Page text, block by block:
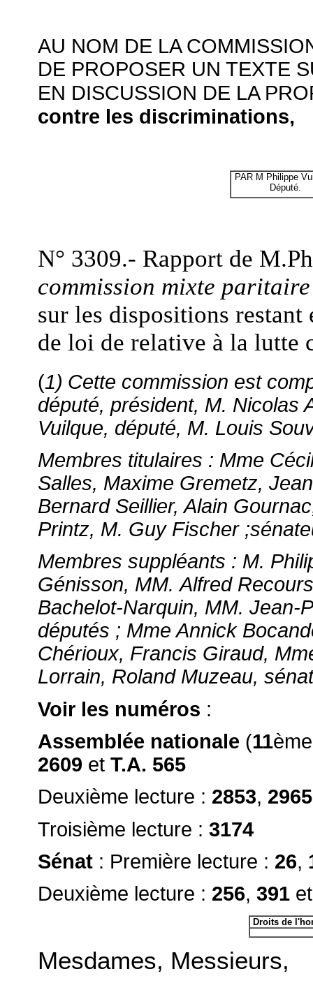
AU NOM DE LA
DE PROPOSER UN TEXTE
EN DISCUSSION DE LA
contre les discriminations,
PAR M Philippe
Député.
N° 3309.- Rapport de
commission mixte paritaire
sur les dispositions
de loi de relative à la lutte
(1) Cette commission est
député, président, M. Nicolas
Vuilque, député, M. Louis
Membres titulaires : Mme
Salles, Maxime Gremetz,
Bernard Seillier, Alain
Printz, M. Guy Fischer
Membres suppléants : M.
Génisson, MM. Alfred
Bachelot-Narquin, MM. Jean-
députés ; Mme Annick
Chérioux, Francis Giraud,
Lorrain, Roland Muzeau,
Voir les numéros :
Assemblée nationale (11
2609 et T.A. 565
Deuxième lecture : 2853, 2965
Troisième lecture : 3174
Sénat : Première lecture : 26,
Deuxième lecture : 256, 391
Droits de
Mesdames, Messieurs,